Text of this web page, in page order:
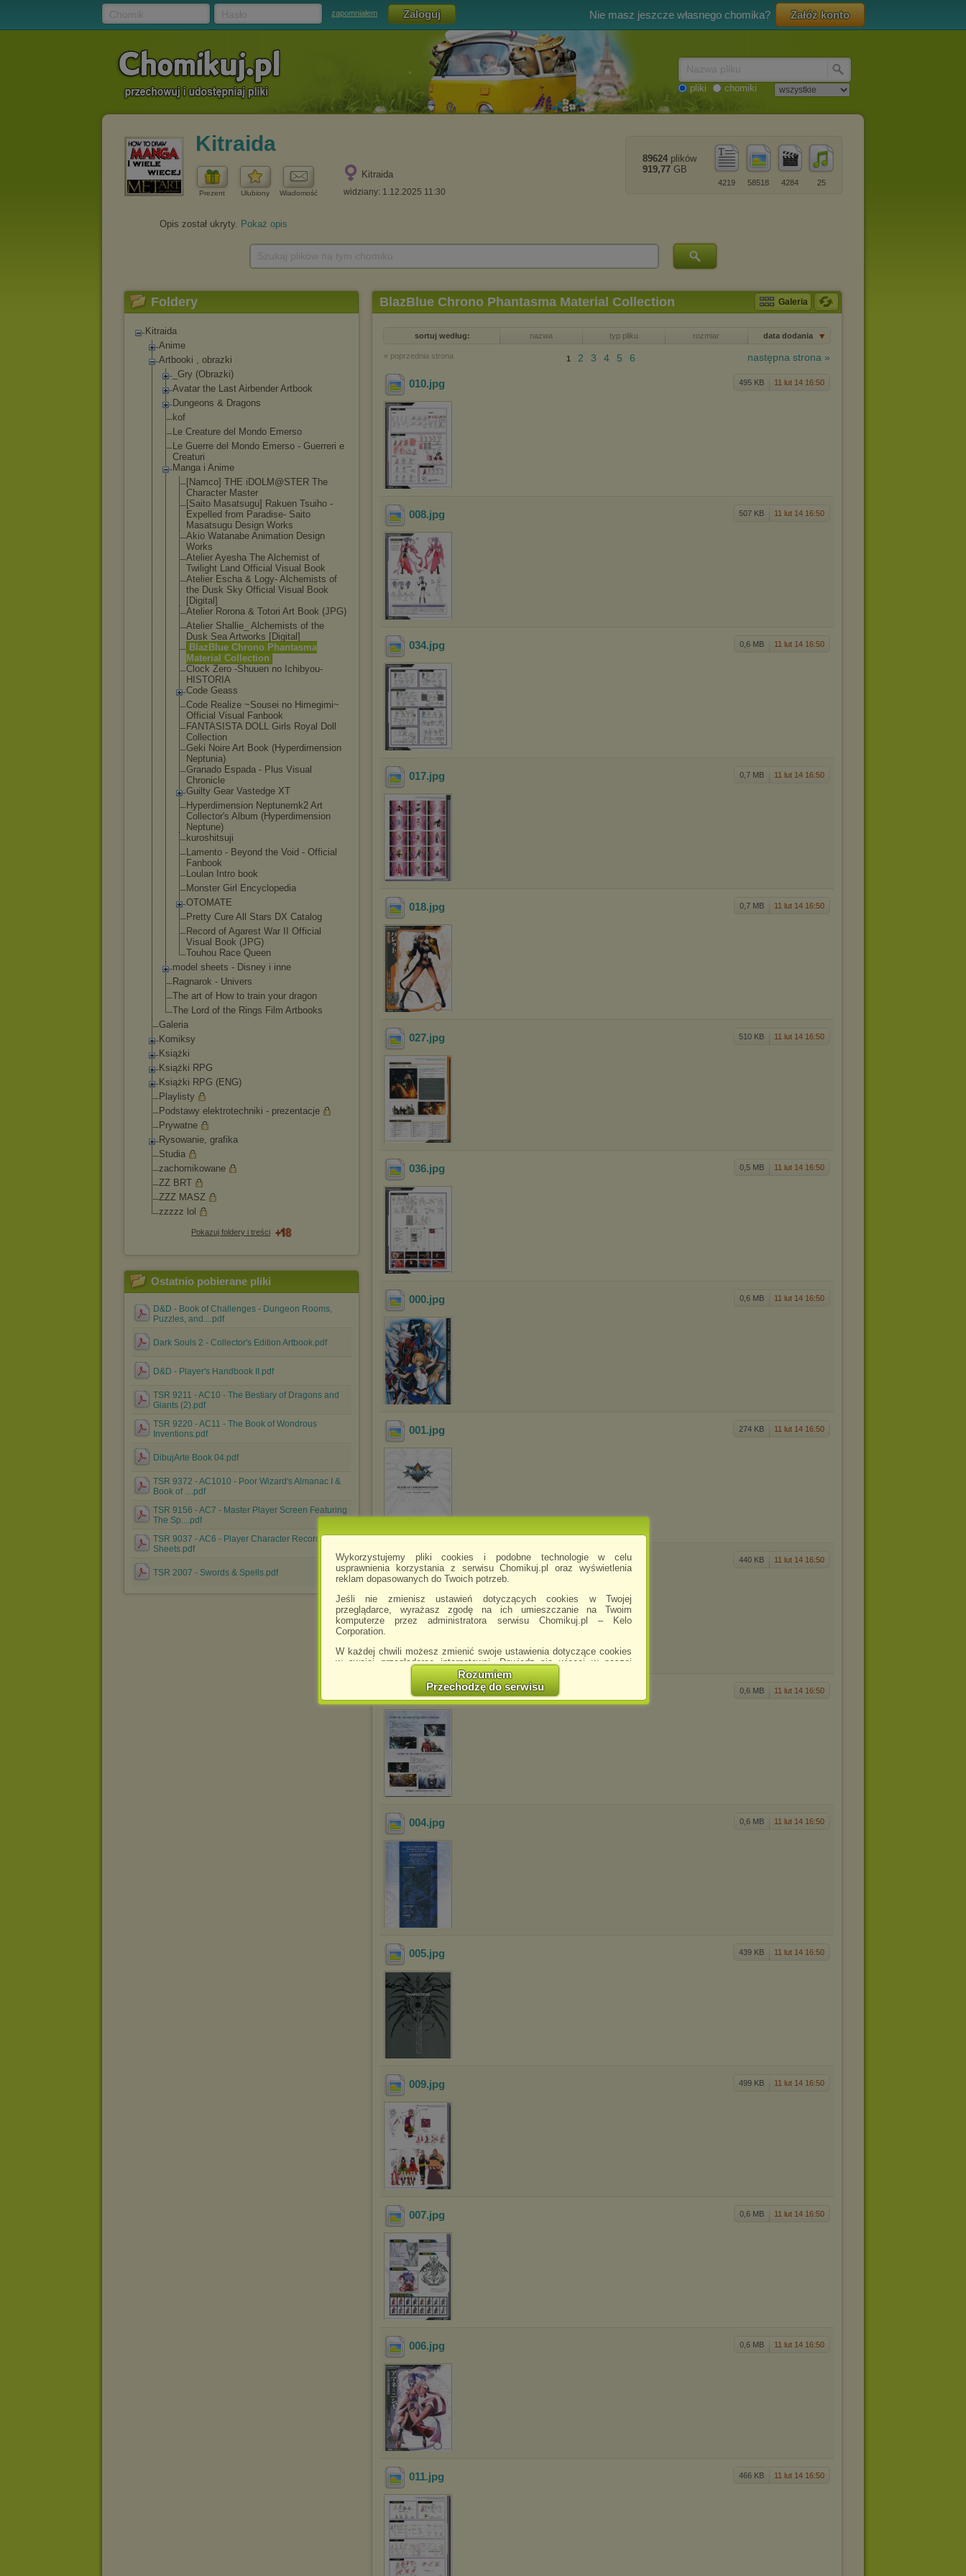
Wykorzystujemy pliki cookies i podobne technologie w celu
usprawnienia korzystania z serwisu Chomikuj.pl oraz wyświetlenia
reklam dopasowanych do Twoich potrzeb.
Jeśli nie zmienisz ustawień dotyczących cookies w Twojej
przeglądarce, wyrażasz zgodę na ich umieszczanie na Twoim
komputerze przez administratora serwisu Chomikuj.pl – Kelo
Corporation.
W każdej chwili możesz zmienić swoje ustawienia dotyczące cookies
w swojej przeglądarce internetowej. Dowiedz się więcej w naszej
http://chomikuj.pl/PolitykaPrywatnosci.aspx
Jednocześnie informujemy że zmiana ustawień przeglądarki może
spowodować ograniczenie korzystania ze strony Chomikuj.pl.
W przypadku braku twojej zgody na akceptację cookies niestety
prosimy o opuszczenie serwisu chomikuj.pl.
Wykorzystanie plików cookies
(dostosowanie reklam do Twoich potrzeb, analiza skuteczności działań
marketingowych).
Wyrażenie sprzeciwu spowoduje, że wyświetlana Ci reklama nie
wyświetlona przypadkowo.
sposób uniemożliwiający przechowywanie plików cookies na
urządzeniu końcowym. Można również usunąć pliki cookies,
dokonując odpowiednich zmian w ustawieniach przeglądarki
Pełną informację na ten temat znajdziesz pod adresem
http://chomikuj.pl/PolitykaPrywatnosci.aspx
Rozumiem
Przechodzę do serwisu
zapomniałem Nie masz jeszcze własnego chomika? Załóż konto
pliki chomiki
Kitraida
Prezent Ulubiony Wiadomość
Kitraida
widziany: 1.12.2025 11:30
25
4284
58518
4219
89624 plików
919,77 GB
Opis został ukryty. Pokaż opis
Foldery
Kitraida
Anime
Artbooki , obrazki
_Gry (Obrazki)
Avatar the Last Airbender Artbook
Dungeons & Dragons
kof
Le Creature del Mondo Emerso
Le Guerre del Mondo Emerso - Guerreri e
Creaturi
Manga i Anime
[Namco] THE iDOLM@STER The
Character Master
[Saito Masatsugu] Rakuen Tsuiho -
Expelled from Paradise- Saito
Masatsugu Design Works
Akio Watanabe Animation Design
Works
Atelier Ayesha The Alchemist of
Twilight Land Official Visual Book
Atelier Escha & Logy- Alchemists of
the Dusk Sky Official Visual Book
[Digital]
Atelier Rorona & Totori Art Book (JPG)
Atelier Shallie_ Alchemists of the
Dusk Sea Artworks [Digital]
BlazBlue Chrono Phantasma
Material Collection
Clock Zero -Shuuen no Ichibyou-
HISTORIA
Code Geass
Code Realize ~Sousei no Himegimi~
Official Visual Fanbook
FANTASISTA DOLL Girls Royal Doll
Collection
Geki Noire Art Book (Hyperdimension
Neptunia)
Granado Espada - Plus Visual
Chronicle
Guilty Gear Vastedge XT
Hyperdimension Neptunemk2 Art
Collector's Album (Hyperdimension
Neptune)
kuroshitsuji
Lamento - Beyond the Void - Official
Fanbook
Loulan Intro book
Monster Girl Encyclopedia
OTOMATE
Pretty Cure All Stars DX Catalog
Record of Agarest War II Official
Visual Book (JPG)
Touhou Race Queen
model sheets - Disney i inne
Ragnarok - Univers
The art of How to train your dragon
The Lord of the Rings Film Artbooks
Galeria
Komiksy
Książki
Książki RPG
Książki RPG (ENG)
Playlisty
Podstawy elektrotechniki - prezentacje
Prywatne
Rysowanie, grafika
Studia
zachomikowane
ZZ BRT
ZZZ MASZ
zzzzz lol
Pokazuj foldery i treści
Ostatnio pobierane pliki
D&D - Book of Challenges - Dungeon Rooms,
Puzzles, and....pdf
Dark Souls 2 - Collector's Edition Artbook.pdf
D&D - Player's Handbook II.pdf
TSR 9211 - AC10 - The Bestiary of Dragons and
Giants (2).pdf
TSR 9220 - AC11 - The Book of Wondrous
Inventions.pdf
DibujArte Book 04.pdf
TSR 9372 - AC1010 - Poor Wizard's Almanac I &
Book of ....pdf
TSR 9156 - AC7 - Master Player Screen Featuring
The Sp....pdf
TSR 9037 - AC6 - Player Character Record
Sheets.pdf
TSR 2007 - Swords & Spells.pdf
BlazBlue Chrono Phantasma Material Collection Galeria
sortuj według: nazwa typ pliku rozmiar data dodania
« poprzednia strona następna strona »
1 2 3 4 5 6
495 KB 11 lut 14 16:50
010.jpg
507 KB 11 lut 14 16:50
008.jpg
0,6 MB 11 lut 14 16:50
034.jpg
0,7 MB 11 lut 14 16:50
017.jpg
0,7 MB 11 lut 14 16:50
018.jpg
510 KB 11 lut 14 16:50
027.jpg
0,5 MB 11 lut 14 16:50
036.jpg
0,6 MB 11 lut 14 16:50
000.jpg
274 KB 11 lut 14 16:50
001.jpg
440 KB 11 lut 14 16:50
002.jpg
0,6 MB 11 lut 14 16:50
003 .jpg
0,6 MB 11 lut 14 16:50
004.jpg
439 KB 11 lut 14 16:50
005.jpg
499 KB 11 lut 14 16:50
009.jpg
0,6 MB 11 lut 14 16:50
007.jpg
0,6 MB 11 lut 14 16:50
006.jpg
466 KB 11 lut 14 16:50
011.jpg